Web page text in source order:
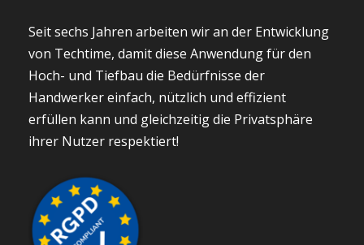
Seit sechs Jahren arbeiten wir an der Entwicklung
von Techtime, damit diese Anwendung für den
Hoch- und Tiefbau die Bedürfnisse der
Handwerker einfach, nützlich und effizient
erfüllen kann und gleichzeitig die Privatsphäre
ihrer Nutzer respektiert!